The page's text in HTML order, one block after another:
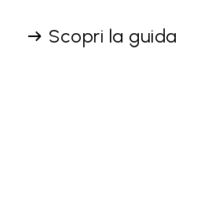
Scopri la guida